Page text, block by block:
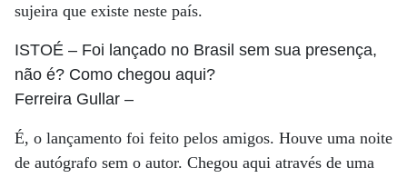
sujeira que existe neste país.
ISTOÉ – Foi lançado no Brasil sem sua presença,
não é? Como chegou aqui?
Ferreira Gullar –
É, o lançamento foi feito pelos amigos. Houve uma noite
de autógrafo sem o autor. Chegou aqui através de uma